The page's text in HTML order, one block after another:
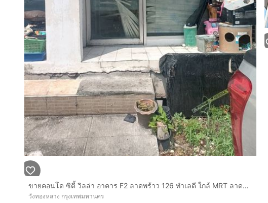
ขายคอนโด ซิตี้ วิลล่า อาคาร F2 ลาดพร้าว 126 ทำเลดี ใกล้ MRT ลาดพร้าว 101 เพียง 7.9 แสน
วังทองหลาง กรุงเทพมหานคร